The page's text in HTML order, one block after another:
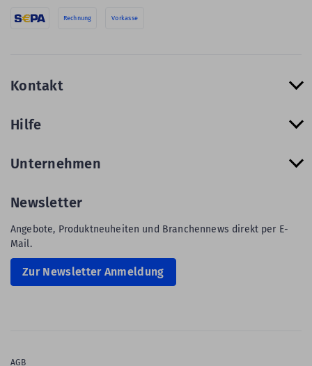
Rechnung Vorkasse
Kontakt
Hilfe
Unternehmen
Newsletter
Angebote, Produktneuheiten und Branchennews direkt per E-
Mail.
Zur Newsletter Anmeldung
AGB